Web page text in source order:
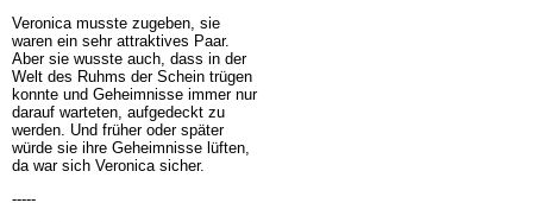
Veronica musste zugeben, sie
waren ein sehr attraktives Paar.
Aber sie wusste auch, dass in der
Welt des Ruhms der Schein trügen
konnte und Geheimnisse immer nur
darauf warteten, aufgedeckt zu
werden. Und früher oder später
würde sie ihre Geheimnisse lüften,
da war sich Veronica sicher.
-----